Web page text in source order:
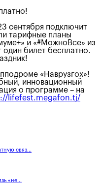
сентября подключит
тарифные планы
и «#МожноВсе» из
один билет бесплатно.
«Наврузгох»!
инновационный
о программе – на
lifefest.megafon.tj/
связ...
«не...